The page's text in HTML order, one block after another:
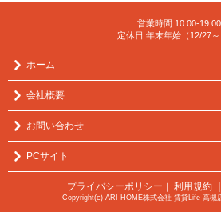
営業時間:10:00-19:00
定休日:年末年始（12/27～
ホーム
会社概要
お問い合わせ
PCサイト
プライバシーポリシー 利用規約
Copyright(c) ARI HOME株式会社 賃貸Life 高